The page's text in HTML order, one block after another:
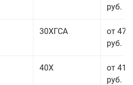
руб.
30ХГСА
от 47
руб.
40Х
от 41
руб.